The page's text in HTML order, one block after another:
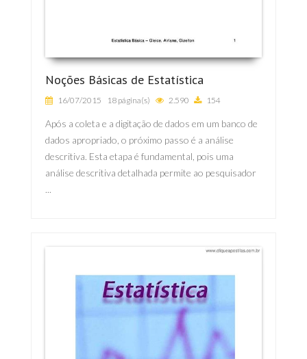
Noções Básicas de Estatística
16/07/2015 18 página(s) 2.590 154
Após a coleta e a digitação de dados em um banco de
dados apropriado, o próximo passo é a análise
descritiva. Esta etapa é fundamental, pois uma
análise descritiva detalhada permite ao pesquisador
...